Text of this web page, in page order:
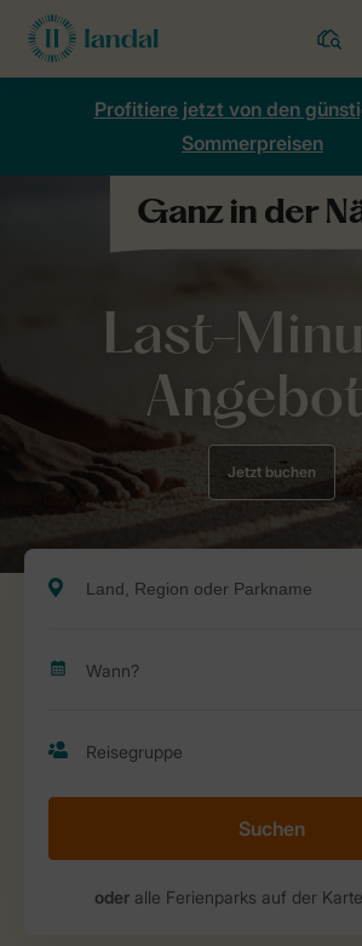
Profitiere jetzt von den
Sommerpreisen
Last-
Jetzt buchen
Suchen
oderalle Ferienparks auf der